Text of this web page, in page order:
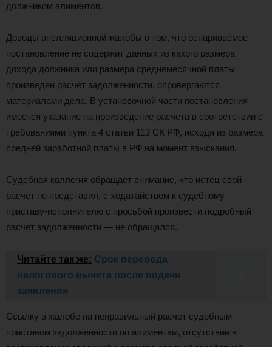
должником алиментов.
Доводы апелляционной жалобы о том, что оспариваемое
постановление не содержит данных из какого размера
дохода должника или размера среднемесячной платы
произведен расчет задолженности, опровергаются
материалами дела. В установочной части постановления
имеется указание на произведение расчета в соответствии с
требованиями пункта 4 статьи 113 СК РФ, исходя из размера
средней заработной платы в РФ на момент взыскания.
Судебная коллегия обращает внимание, что истец свой
расчет не представил, с ходатайством к судебному
приставу-исполнителю с просьбой произвести подробный
расчет задолженности — не обращался.
Читайте так же: Срок перевода
налогового вычета после подачи
заявления
Ссылку в жалобе на неправильный расчет судебным
приставом задолженности по алиментам, отсутствии в